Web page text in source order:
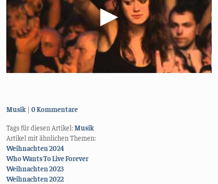
Kategorien:
Musik 0 Kommentare
Tags für diesen Artikel:Musik
Artikel mit ähnlichen Themen:
Weihnachten 2024
Who Wants To Live Forever
Weihnachten 2023
Weihnachten 2022